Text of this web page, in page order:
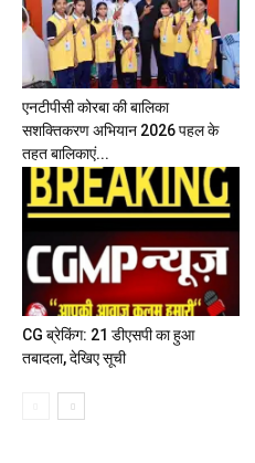
एनटीपीसी कोरबा की बालिका
सशक्तिकरण अभियान 2026 पहल के
तहत बालिकाएं...
CG ब्रेकिंग: 21 डीएसपी का हुआ
तबादला, देखिए सूची